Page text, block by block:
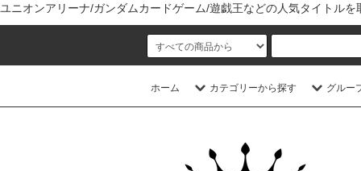
ユニオンアリーナ/ガンダムカードゲーム/遊戯王などの人気タイトル
ホーム カテゴリーから探す グルー